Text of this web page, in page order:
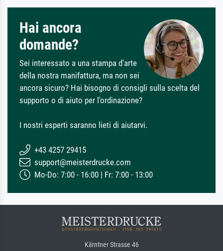
Hai ancora
domande?
Sei interessato a una stampa d'arte
della nostra manifattura, ma non sei
ancora sicuro? Hai bisogno di consigli sulla scelta del
supporto o di aiuto per l'ordinazione?
I nostri esperti saranno lieti di aiutarvi.
+43 4257 29415
support@meisterdrucke.com
Mo-Do: 7:00 - 16:00 | Fr: 7:00 - 13:00
Kärntner Strasse 46